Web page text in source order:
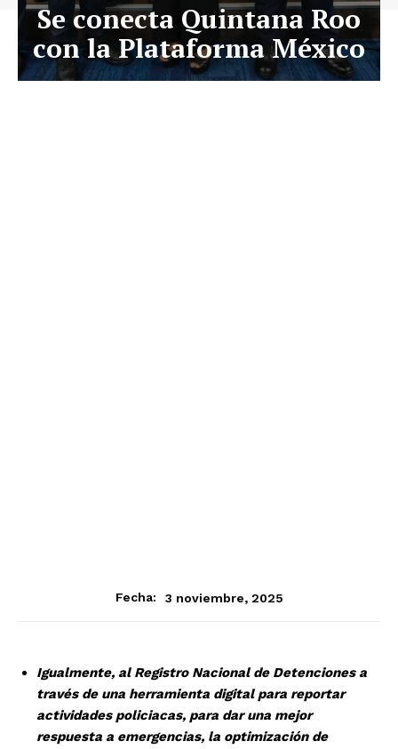
Se conecta Quintana Roo
con la Plataforma México
Fecha: 3 noviembre, 2025
Igualmente, al Registro Nacional de Detenciones a
través de una herramienta digital para reportar
actividades policiacas, para dar una mejor
respuesta a emergencias, la optimización de